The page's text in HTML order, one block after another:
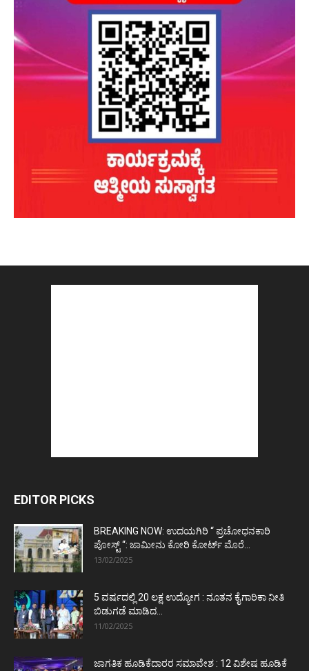
EDITOR PICKS
BREAKING NOW: ಉದಯಗಿರಿ “ ಪ್ರಚೋಧನಕಾರಿ
ಪೋಸ್ಟ್‌ “: ಜಾಮೀನು ಕೋರಿ ಕೋರ್ಟ್‌ ಮೊರೆ...
13/02/2025
5 ವರ್ಷದಲ್ಲಿ 20 ಲಕ್ಷ ಉದ್ಯೋಗ : ನೂತನ ಕೈಗಾರಿಕಾ ನೀತಿ
ಬಿಡುಗಡೆ ಮಾಡಿದ...
11/02/2025
ಜಾಗತಿಕ ಹೂಡಿಕೆದಾರರ ಸಮಾವೇಶ : 12 ವಿಶೇಷ ಹೂಡಿಕೆ